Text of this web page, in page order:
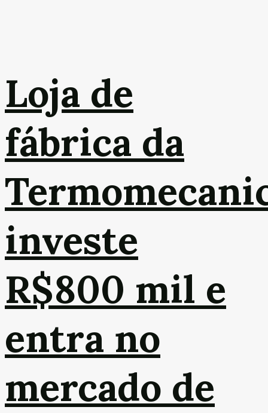
Loja de
fábrica da
investe
R$800 mil e
entra no
mercado de